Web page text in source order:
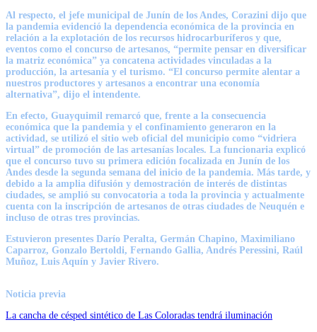
Al respecto, el jefe municipal de Junín de los Andes, Corazini dijo que
la pandemia evidenció la dependencia económica de la provincia en
relación a la explotación de los recursos hidrocarburíferos y que,
eventos como el concurso de artesanos, “permite pensar en diversificar
la matriz económica” ya concatena actividades vinculadas a la
producción, la artesanía y el turismo. “El concurso permite alentar a
nuestros productores y artesanos a encontrar una economía
alternativa”, dijo el intendente.
En efecto, Guayquimil remarcó que, frente a la consecuencia
económica que la pandemia y el confinamiento generaron en la
actividad, se utilizó el sitio web oficial del municipio como “vidriera
virtual” de promoción de las artesanías locales. La funcionaria explicó
que el concurso tuvo su primera edición focalizada en Junín de los
Andes desde la segunda semana del inicio de la pandemia. Más tarde, y
debido a la amplia difusión y demostración de interés de distintas
ciudades, se amplió su convocatoria a toda la provincia y actualmente
cuenta con la inscripción de artesanos de otras ciudades de Neuquén e
incluso de otras tres provincias.
Estuvieron presentes Darío Peralta, Germán Chapino, Maximiliano
Caparroz, Gonzalo Bertoldi, Fernando Gallia, Andrés Peressini, Raúl
Muñoz, Luis Aquín y Javier Rivero.
Noticia previa
La cancha de césped sintético de Las Coloradas tendrá iluminación